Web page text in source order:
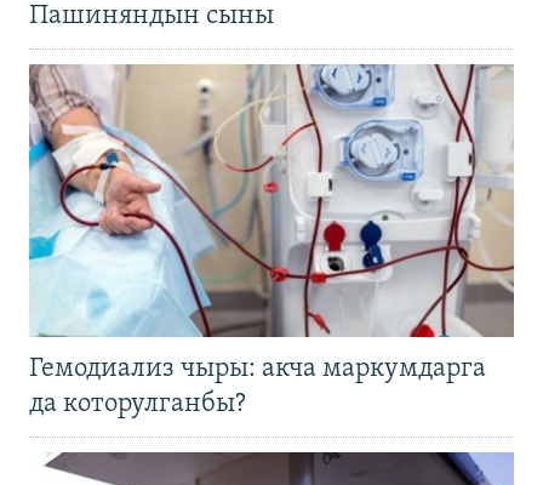
Пашиняндын сыны
Гемодиализ чыры: акча маркумдарга
да которулганбы?